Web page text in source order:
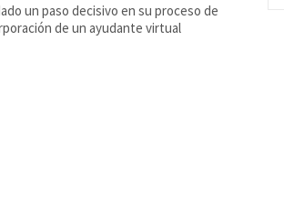
un paso decisivo en su proceso de
de un ayudante virtual